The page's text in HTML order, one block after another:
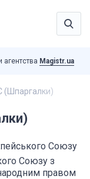
агентства Magistr.ua
(Шпаргалки)
Союзу
Союзу з
правом